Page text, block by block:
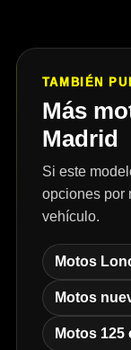
TAMBIÉN
Más
Madrid
Si este
opciones por
vehículo.
Motos
Motos
Motos 125